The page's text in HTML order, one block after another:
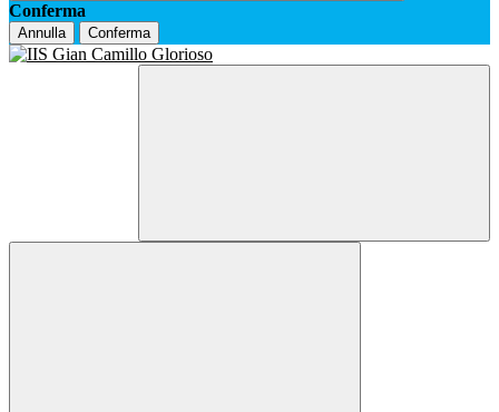
Conferma
Annulla Conferma